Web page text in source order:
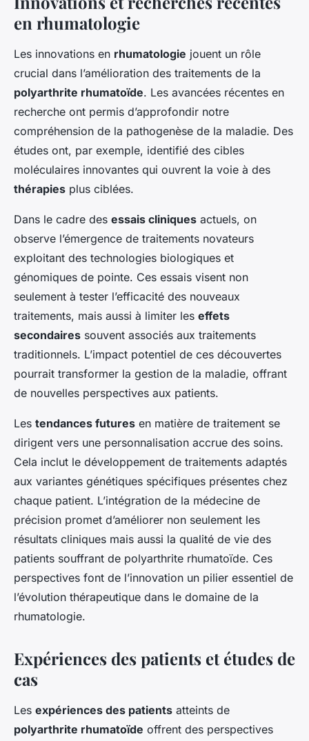
en rhumatologie
Les innovations en rhumatologie jouent un rôle
crucial dans l’amélioration des traitements de la
polyarthrite rhumatoïde. Les avancées récentes en
recherche ont permis d’approfondir notre
compréhension de la pathogenèse de la maladie. Des
études ont, par exemple, identifié des cibles
moléculaires innovantes qui ouvrent la voie à des
thérapies plus ciblées.
Dans le cadre des essais cliniques actuels, on
observe l’émergence de traitements novateurs
exploitant des technologies biologiques et
génomiques de pointe. Ces essais visent non
seulement à tester l’efficacité des nouveaux
traitements, mais aussi à limiter les effets
secondaires souvent associés aux traitements
traditionnels. L’impact potentiel de ces découvertes
pourrait transformer la gestion de la maladie, offrant
de nouvelles perspectives aux patients.
Les tendances futures en matière de traitement se
dirigent vers une personnalisation accrue des soins.
Cela inclut le développement de traitements adaptés
aux variantes génétiques spécifiques présentes chez
chaque patient. L’intégration de la médecine de
précision promet d’améliorer non seulement les
résultats cliniques mais aussi la qualité de vie des
patients souffrant de polyarthrite rhumatoïde. Ces
perspectives font de l’innovation un pilier essentiel de
l’évolution thérapeutique dans le domaine de la
rhumatologie.
Expériences des patients et études de
cas
Les expériences des patients atteints de
polyarthrite rhumatoïde offrent des perspectives